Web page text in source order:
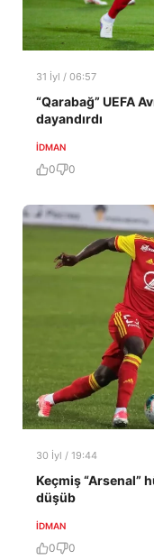
31 İyl / 06:57
“Qarabağ” UEFA
dayandırdı
İDMAN
0 0
30 İyl / 19:44
Keçmiş “Arsenal”
düşüb
İDMAN
0 0